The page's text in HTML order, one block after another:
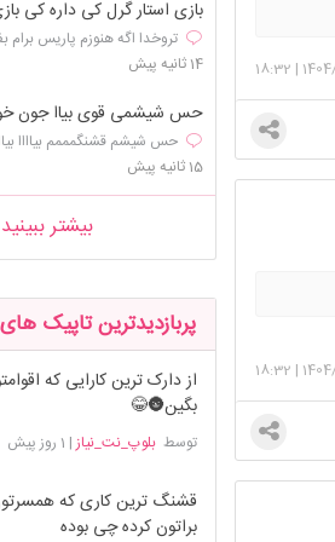
|
18:32
|
18:32
بازی استار گرل کی داره کی
تروخدا اگه هنوزم پاریس
14 ثانیه پیش
حس شیشمی قوی بیاا جون
حس شیشم قشنگمممم بیاااا
15 ثانیه پیش
بیشتر ببینید
پربازدیدترین تاپیک
از دارک ترین کارایی که
بگین🌚😂
توسطبلوپ_نت_نیاز| 1 روز پیش
قشنگ ترین کاری که
براتون کرده چی بوده